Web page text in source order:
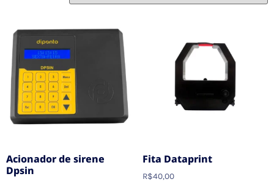
Acionador de sirene
Dpsin
Fita Dataprint
R$40,00